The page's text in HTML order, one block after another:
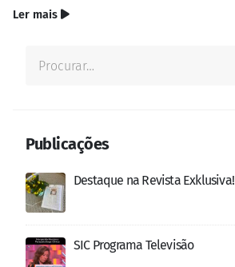
Ler mais
Publicações
Destaque na Revista Exklusiva!
SIC Programa Televisão